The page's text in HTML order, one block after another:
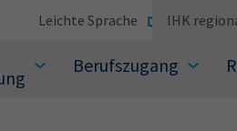
Berufszugang
Leichte Sprache IHK